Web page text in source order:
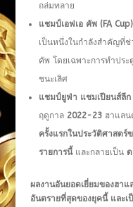
ถล่มทลาย
แชมป์เอฟเอ คัพ (FA
เป็นหนึ่งในกำลังสำคัญที่ช่
คัพ โดยเฉพาะการทำปร
ชนะเลิศ
แชมป์ยูฟ่า แชมเปียนส์ลีก
ฤดูกาล 2022-23ฮาแลน
ครั้งแรกในประวัติศาสตร์
รายการนี้และกลายเป็น
ผลงานอันยอดเยี่ยมของฮา
อันตรายที่สุดของยุคนี้ และเ